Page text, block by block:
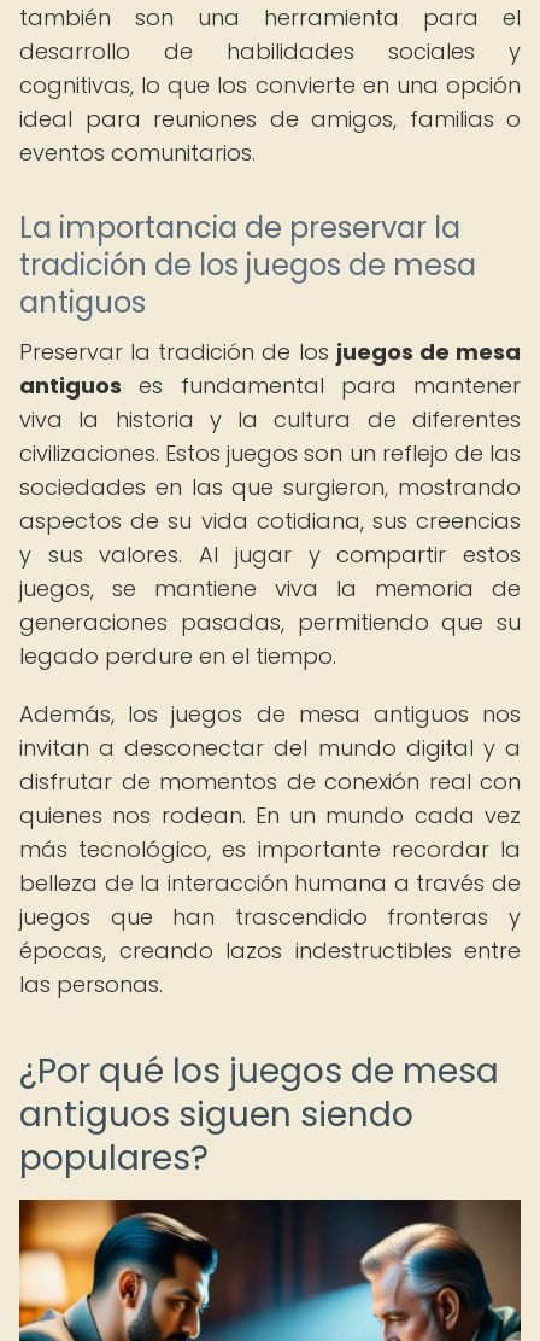
también son una herramienta para el
desarrollo de habilidades sociales y
cognitivas, lo que los convierte en una opción
ideal para reuniones de amigos, familias o
eventos comunitarios.
La importancia de preservar la
tradición de los juegos de mesa
antiguos
Preservar la tradición de los juegos de mesa
antiguos es fundamental para mantener
viva la historia y la cultura de diferentes
civilizaciones. Estos juegos son un reflejo de las
sociedades en las que surgieron, mostrando
aspectos de su vida cotidiana, sus creencias
y sus valores. Al jugar y compartir estos
juegos, se mantiene viva la memoria de
generaciones pasadas, permitiendo que su
legado perdure en el tiempo.
Además, los juegos de mesa antiguos nos
invitan a desconectar del mundo digital y a
disfrutar de momentos de conexión real con
quienes nos rodean. En un mundo cada vez
más tecnológico, es importante recordar la
belleza de la interacción humana a través de
juegos que han trascendido fronteras y
épocas, creando lazos indestructibles entre
las personas.
¿Por qué los juegos de mesa
antiguos siguen siendo
populares?